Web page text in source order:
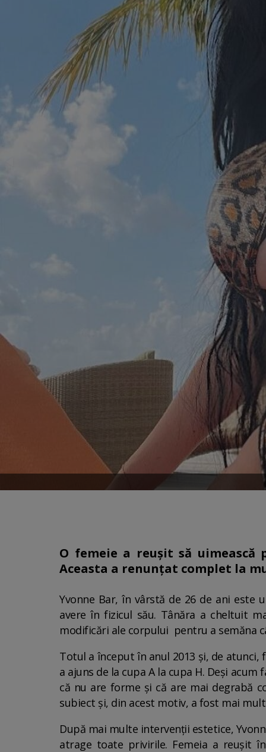
O femeie a reușit să
Aceasta a renunțat complet la
Yvonne Bar, în vârstă de 26 de ani este
avere în fizicul său. Tânăra a cheltuit
modificări ale corpului pentru a semăna
Totul a început în anul 2013 și, de
a ajuns de la cupa A la cupa H. Deși
că nu are forme și că are mai degrabă
subiect și, din acest motiv, a fost mai
După mai multe intervenții estetice,
atrage toate privirile. Femeia a reușit